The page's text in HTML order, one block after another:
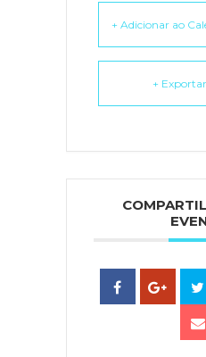
+ Adicionar ao
+